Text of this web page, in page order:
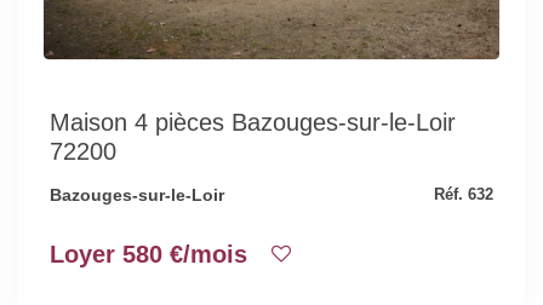
Maison 4 pièces Bazouges-sur-le-Loir
72200
Bazouges-sur-le-Loir Réf. 632
Loyer 580 €/mois